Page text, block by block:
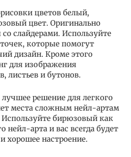
цветов белый,
цвет. Оригинально
слайдерами. Используйте
которые помогут
дизайн. Кроме этого
для изображения
листьев и бутонов.
решение для легкого
места сложным нейл-артам
бирюзовый как
нейл-арта и вас всегда будет
хорошее настроение.